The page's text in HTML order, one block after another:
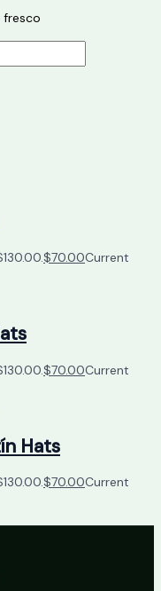
fresco
$70.00Current
$70.00Current
Hats
$70.00Current